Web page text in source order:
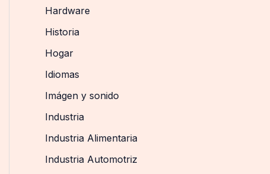
Hardware
Historia
Hogar
Idiomas
Imágen y sonido
Industria
Industria Alimentaria
Industria Automotriz